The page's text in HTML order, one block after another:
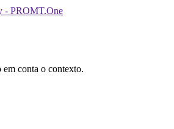
conta o contexto.